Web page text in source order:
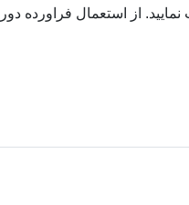
از استعمال فراورده